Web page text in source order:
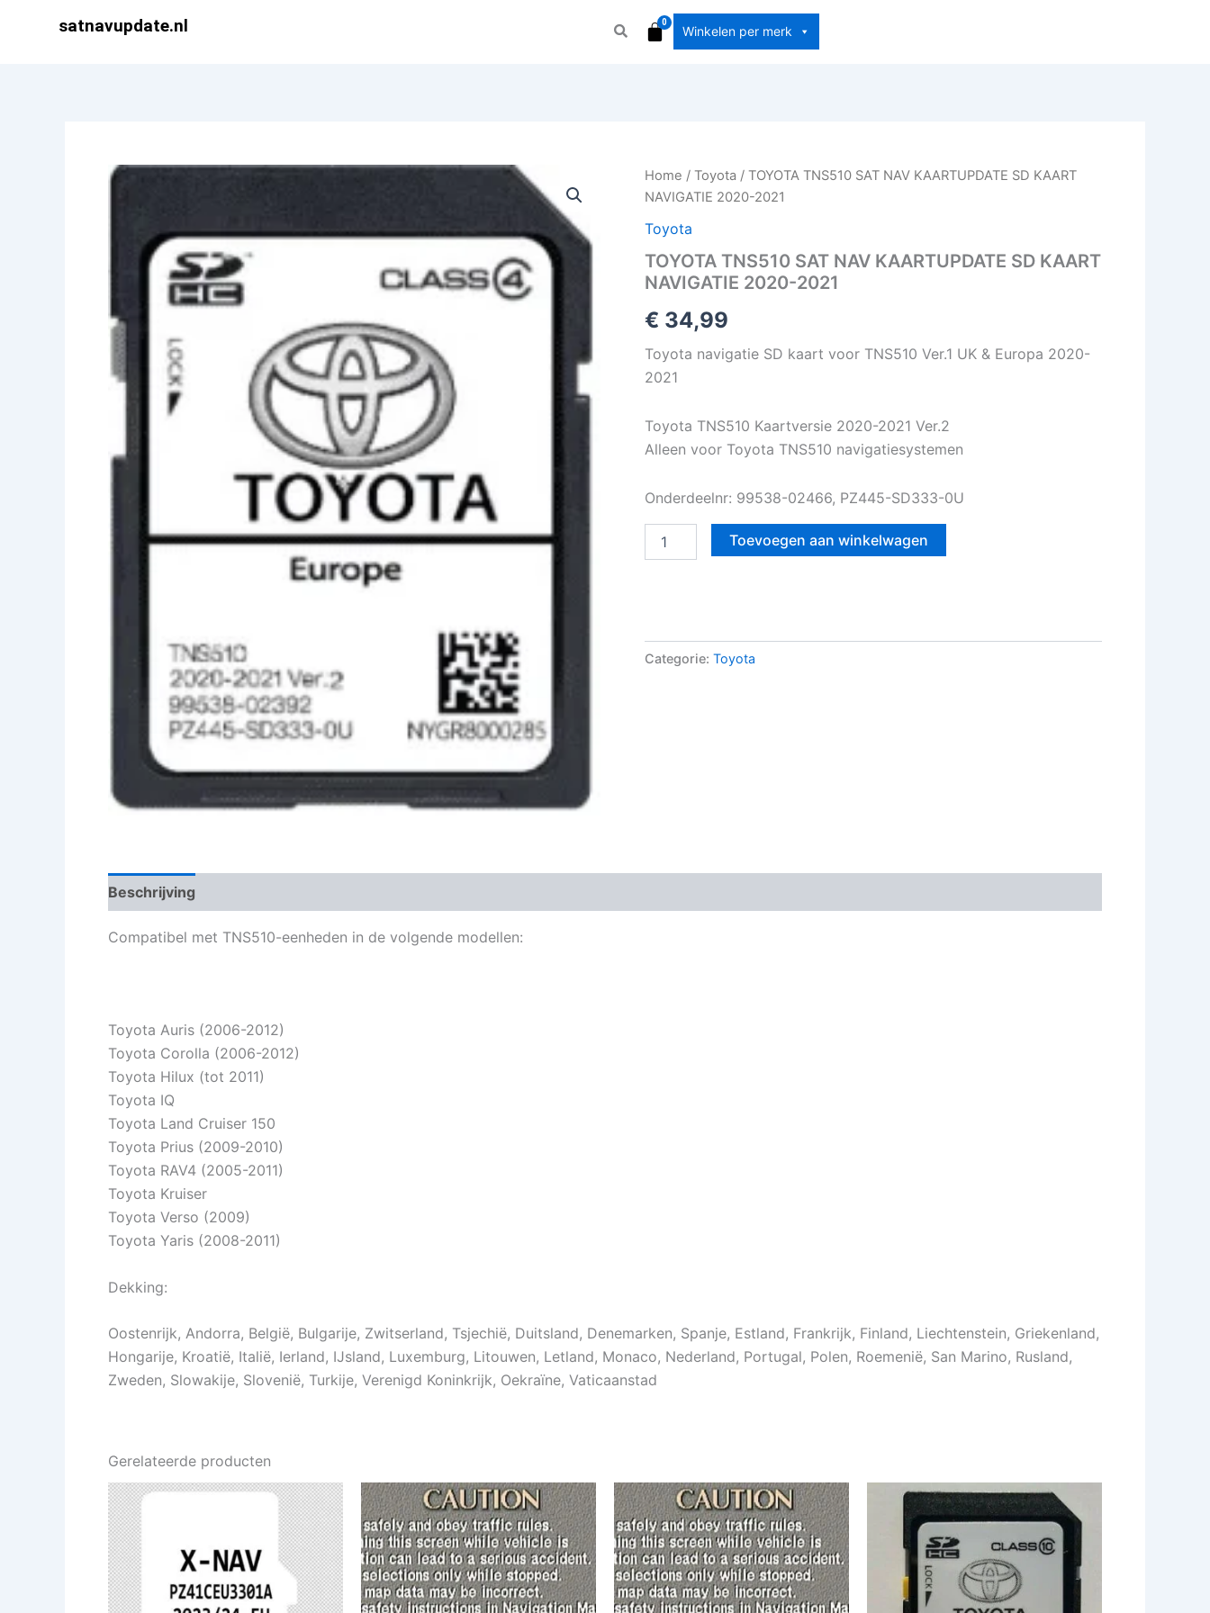
satnavupdate.nl Winkelen per merk
Home /Toyota / TOYOTA TNS510 SAT NAV KAARTUPDATE SD KAART
NAVIGATIE 2020-2021
Toyota
TOYOTA TNS510 SAT NAV KAARTUPDATE SD KAART
NAVIGATIE 2020-2021
€ 34,99
Toyota navigatie SD kaart voor TNS510 Ver.1 UK & Europa 2020-
2021
Toyota TNS510 Kaartversie 2020-2021 Ver.2
Alleen voor Toyota TNS510 navigatiesystemen
Onderdeelnr: 99538-02466, PZ445-SD333-0U
TOYOTA
TNS510
NAV
SD
KAART
2020-
aantal
Toevoegen aan winkelwagen
Categorie:Toyota
Beschrijving
Compatibel met TNS510-eenheden in de volgende modellen:
Toyota Auris (2006-2012)
Toyota Corolla (2006-2012)
Toyota Hilux (tot 2011)
Toyota IQ
Toyota Land Cruiser 150
Toyota Prius (2009-2010)
Toyota RAV4 (2005-2011)
Toyota Kruiser
Toyota Verso (2009)
Toyota Yaris (2008-2011)
Dekking:
Oostenrijk, Andorra, België, Bulgarije, Zwitserland, Tsjechië, Duitsland, Denemarken, Spanje, Estland, Frankrijk, Finland, Liechtenstein, Griekenland,
Hongarije, Kroatië, Italië, Ierland, IJsland, Luxemburg, Litouwen, Letland, Monaco, Nederland, Portugal, Polen, Roemenië, San Marino, Rusland,
Zweden, Slowakije, Slovenië, Turkije, Verenigd Koninkrijk, Oekraïne, Vaticaanstad
Gerelateerde producten
Prijsklasse:
€ 9,99
tot
€ 19,99
Dit
product
heeft
meerdere
variaties.
Dit
product
heeft
meerdere
variaties.